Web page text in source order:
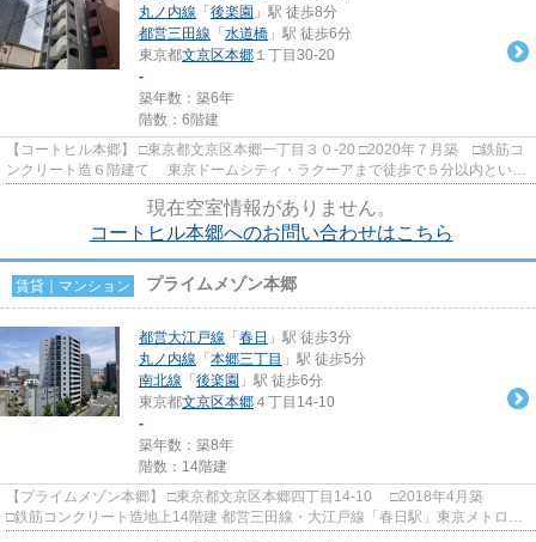
丸ノ内線 「 後楽園 」駅 徒歩8分
都営三田線 「 水道橋 」駅 徒歩6分
東京都文京区本郷 １丁目30-20
-
築年数：築6年
階数：6階建
【コートヒル本郷】 □東京都文京区本郷一丁目３０-20 □2020年７月築 □鉄筋コ
ンクリート造６階建て 東京ドームシティ・ラクーアまで徒歩で５分以内という
現在空室情報がありません。
コートヒル本郷へのお問い合わせはこちら
賃貸｜マンション プライムメゾン本郷
都営大江戸線 「 春日 」駅 徒歩3分
丸ノ内線 「 本郷三丁目 」駅 徒歩5分
南北線 「 後楽園 」駅 徒歩6分
東京都文京区本郷 ４丁目14-10
-
築年数：築8年
階数：14階建
【プライムメゾン本郷】 □東京都文京区本郷四丁目14-10 □2018年4月築
□鉄筋コンクリート造地上14階建 都営三田線・大江戸線「春日駅」東京メトロ丸